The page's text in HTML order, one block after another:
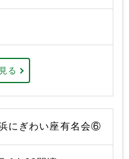
る
にぎわい座有名会⑥